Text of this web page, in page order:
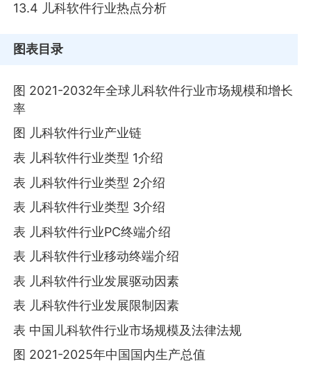
13.4 儿科软件行业热点分析
图表目录
图 2021-2032年全球儿科软件行业市场规模和增长
率
图 儿科软件行业产业链
表 儿科软件行业类型 1介绍
表 儿科软件行业类型 2介绍
表 儿科软件行业类型 3介绍
表 儿科软件行业PC终端介绍
表 儿科软件行业移动终端介绍
表 儿科软件行业发展驱动因素
表 儿科软件行业发展限制因素
表 中国儿科软件行业市场规模及法律法规
图 2021-2025年中国国内生产总值